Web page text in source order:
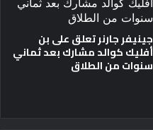
جينيفر جارنر تعلق على بن
أفليك كوالد مشارك بعد ثماني
سنوات من الطلاق